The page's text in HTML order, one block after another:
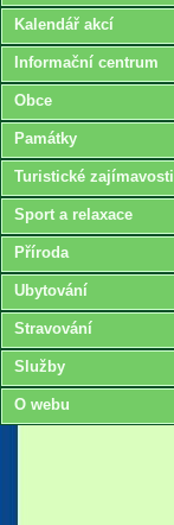
Kalendář akcí
Informační centrum
Obce
Památky
Turistické zajímavosti
Sport a relaxace
Příroda
Ubytování
Stravování
Služby
O webu